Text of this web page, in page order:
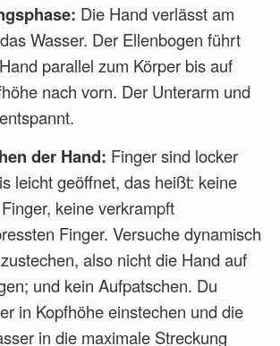
Die Hand verlässt am
Wasser. Der Ellenbogen führt
parallel zum Körper bis auf
nach vorn. Der Unterarm und
der Hand: Finger sind locker
leicht geöffnet, das heißt: keine
keine verkrampft
Finger. Versuche dynamisch
also nicht die Hand auf
und kein Aufpatschen. Du
in Kopfhöhe einstechen und die
in die maximale Streckung